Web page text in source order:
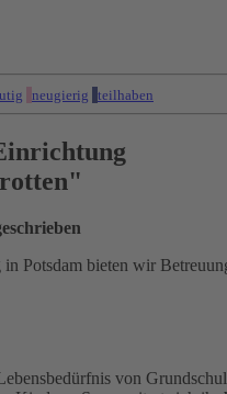
neugierig teilhaben
Potsdam bieten wir
von